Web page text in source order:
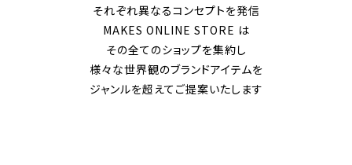
それぞれ異なるコンセプトを発信
MAKES ONLINE STORE は
その全てのショップを集約し
様々な世界観のブランドアイテムを
ジャンルを超えてご提案いたします